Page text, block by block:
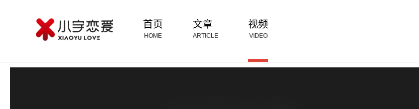
首页
HOME
文章
ARTICLE
视频
VIDEO